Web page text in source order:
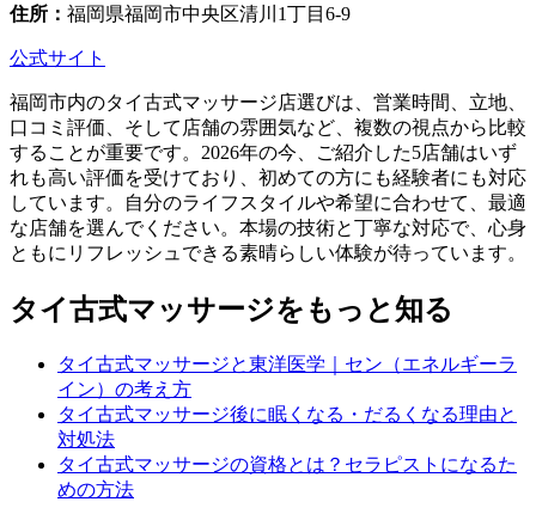
住所： 福岡県福岡市中央区清川1丁目6-9
公式サイト
福岡市内のタイ古式マッサージ店選びは、営業時間、立地、
口コミ評価、そして店舗の雰囲気など、複数の視点から比較
することが重要です。2026年の今、ご紹介した5店舗はいず
れも高い評価を受けており、初めての方にも経験者にも対応
しています。自分のライフスタイルや希望に合わせて、最適
な店舗を選んでください。本場の技術と丁寧な対応で、心身
ともにリフレッシュできる素晴らしい体験が待っています。
タイ古式マッサージをもっと知る
タイ古式マッサージと東洋医学｜セン（エネルギーラ
イン）の考え方
タイ古式マッサージ後に眠くなる・だるくなる理由と
対処法
タイ古式マッサージの資格とは？セラピストになるた
めの方法